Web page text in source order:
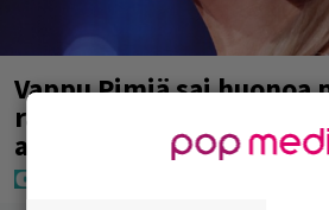
Vappu Pimiä sai huonoa
ravintolassa – pettyi
asiaan